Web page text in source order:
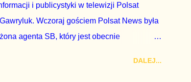
i publicystyki w telewizji Polsat
Wczoraj gościem Polsat News była
agenta SB, który jest obecnie
DALEJ...